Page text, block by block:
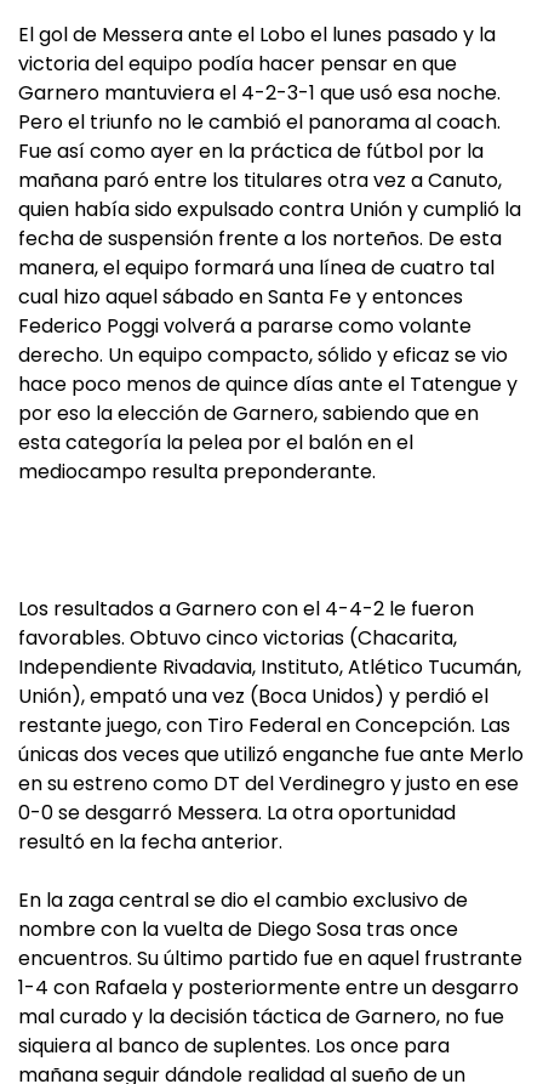
El gol de Messera ante el Lobo el lunes pasado y la
victoria del equipo podía hacer pensar en que
Garnero mantuviera el 4-2-3-1 que usó esa noche.
Pero el triunfo no le cambió el panorama al coach.
Fue así como ayer en la práctica de fútbol por la
mañana paró entre los titulares otra vez a Canuto,
quien había sido expulsado contra Unión y cumplió la
fecha de suspensión frente a los norteños. De esta
manera, el equipo formará una línea de cuatro tal
cual hizo aquel sábado en Santa Fe y entonces
Federico Poggi volverá a pararse como volante
derecho. Un equipo compacto, sólido y eficaz se vio
hace poco menos de quince días ante el Tatengue y
por eso la elección de Garnero, sabiendo que en
esta categoría la pelea por el balón en el
mediocampo resulta preponderante.
Los resultados a Garnero con el 4-4-2 le fueron
favorables. Obtuvo cinco victorias (Chacarita,
Independiente Rivadavia, Instituto, Atlético Tucumán,
Unión), empató una vez (Boca Unidos) y perdió el
restante juego, con Tiro Federal en Concepción. Las
únicas dos veces que utilizó enganche fue ante Merlo
en su estreno como DT del Verdinegro y justo en ese
0-0 se desgarró Messera. La otra oportunidad
resultó en la fecha anterior.
En la zaga central se dio el cambio exclusivo de
nombre con la vuelta de Diego Sosa tras once
encuentros. Su último partido fue en aquel frustrante
1-4 con Rafaela y posteriormente entre un desgarro
mal curado y la decisión táctica de Garnero, no fue
siquiera al banco de suplentes. Los once para
mañana seguir dándole realidad al sueño de un